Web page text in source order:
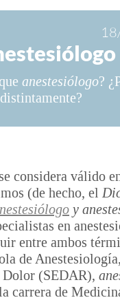
patrocinada por la
cuyo objetivo es
medios de
que anestesiólogo?
considera válido
(de hecho, el
y
en
entre ambos
de
Dolor (SEDAR),
carrera de